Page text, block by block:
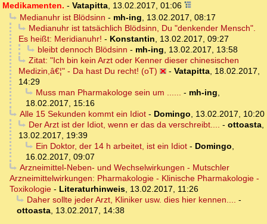
Medikamenten. - Vatapitta, 13.02.2017, 01:06
Medianuhr ist Blödsinn - mh-ing, 13.02.2017, 08:17
Medianuhr ist tatsächlich Blödsinn, Du "denkender Mensch".
Es heißt: Meridianuhr! - Konstantin, 13.02.2017, 09:27
bleibt dennoch Blödsinn - mh-ing, 13.02.2017, 13:58
Zitat: "Ich bin kein Arzt oder Kenner dieser chinesischen
Medizin,â€¦" - Da hast Du recht! (oT)
- Vatapitta, 18.02.2017,
14:29
Muss man Pharmakologe sein um ...... - mh-ing,
18.02.2017, 15:16
Alle 15 Sekunden kommt ein Idiot- Domingo, 13.02.2017, 10:20
Der Arzt ist der Idiot, wenn er das da verschreibt.... - ottoasta,
13.02.2017, 19:39
Ein Doktor, der 14 h arbeitet, ist ein Idiot- Domingo,
16.02.2017, 09:07
Arzneimittel-Neben- und Wechselwirkungen - Mutschler
Arzneimittelwirkungen: Pharmakologie - Klinische Pharmakologie -
Toxikologie - Literaturhinweis, 13.02.2017, 11:26
Daher sollte jeder Arzt, Kliniker usw. dies hier kennen.... -
ottoasta, 13.02.2017, 14:38